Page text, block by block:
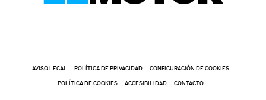
AVISO LEGAL POLÍTICA DE PRIVACIDAD CONFIGURACIÓN DE COOKIES
POLÍTICA DE COOKIES ACCESIBILIDAD CONTACTO